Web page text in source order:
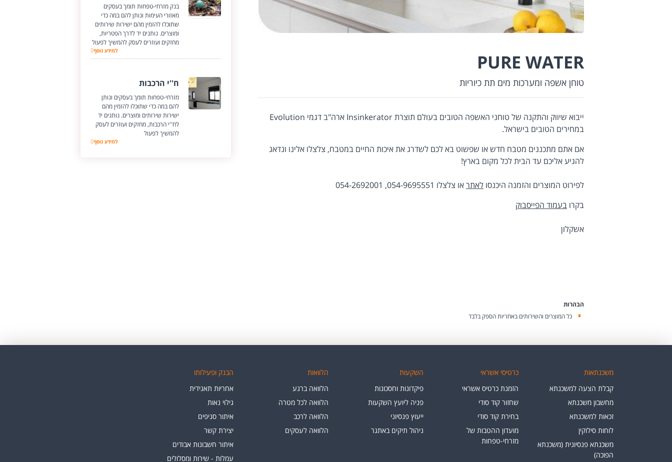
PURE WATER
טוחן אשפה ומערכות מים תת כיוריות
ייבוא שיווק והתקנה של טוחני האשפה הטובים בעולם תוצרת Insinkerator ארה"ב דגמי Evolution
במחירים הטובים בישראל.
אם אתם מתכננים מטבח חדש או שפשוט בא לכם לשדרג את איכות החיים במטבח, צלצלו אלינו ונדאג
להגיע אליכם עד הבית לכל מקום בארץ!
לפירוט המוצרים והזמנה היכנסו לאתראו צלצלו 054-9695551, 054-2692001
בקרו בעמוד הפייסבוק
אשקלון
הבהרות
כל המוצרים והשירותים באחריות הספק בלבד
בנק מזרחי-טפחות תומך בעסקים
מאזורי העימות ונותן להם במה כדי
שתוכלו להזמין מהם ישירות שירותים
ומוצרים. נותנים יד לדרך הפטריות,
מחזקים ועוזרים לעסק להמשיך לפעול
דרך הפטריותלמידע נוסף
ח''י הרכבות
מזרחי-טפחות תומך בעסקים ונותן
להם במה כדי שתוכלו להזמין מהם
ישירות שירותים ומוצרים. נותנים יד
לח''י הרכבות, מחזקים ועוזרים לעסק
להמשיך לפעול
ח''י הרכבותלמידע נוסף
משכנתאות
קבלת הצעה למשכנתא
מחשבון משכנתא
זכאות למשכנתא
לוחות סילוקין
משכנתא פנסיונית (משכנתא
הפוכה)
כרטיסי אשראי
הזמנת כרטיס אשראי
שחזור קוד סודי
בחירת קוד סודי
מועדון ההטבות של
מזרחי-טפחות
השקעות
פיקדונות וחסכונות
פניה ליועץ השקעות
ייעוץ פנסיוני
ניהול תיקים באתגר
הלוואות
הלוואה ברגע
הלוואה לכל מטרה
הלוואה לרכב
הלוואה לעסקים
הבנק ופעילותו
אחריות תאגידית
גילוי נאות
איתור סניפים
יצירת קשר
איתור חשבונות אבודים
עמלות - שירות ומסלולים